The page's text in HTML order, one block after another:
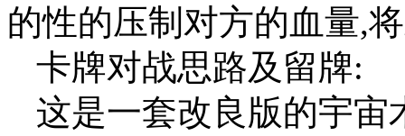
的性的压制对方的血量,
卡牌对战思路及留牌:
这是一套改良版的宇宙